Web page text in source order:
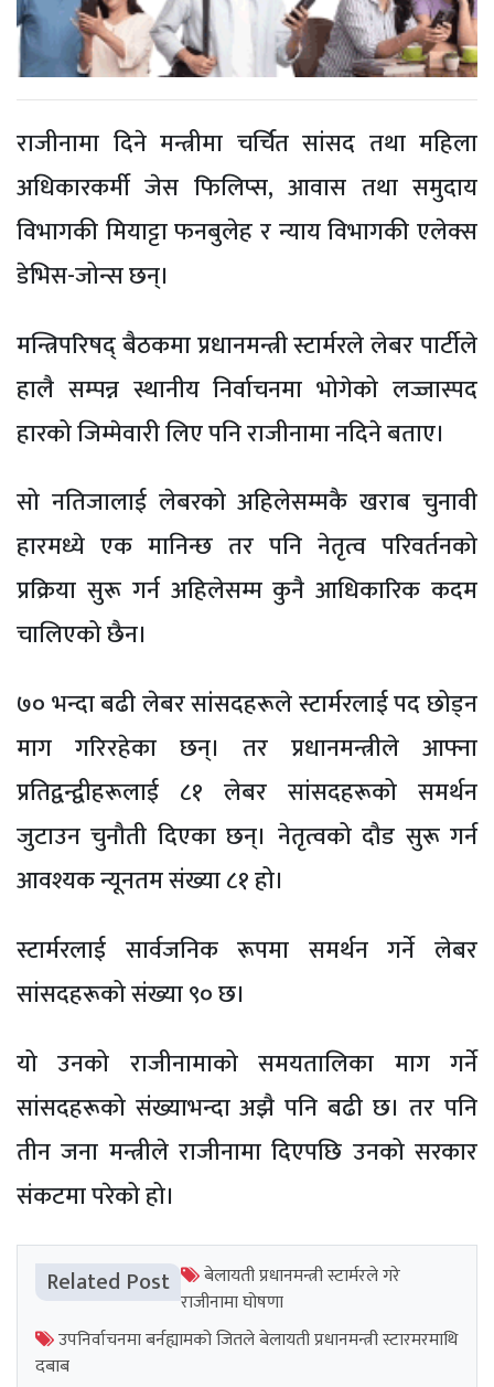
राजीनामा दिने मन्त्रीमा चर्चित सांसद तथा महिला
अधिकारकर्मी जेस फिलिप्स, आवास तथा समुदाय
विभागकी मियाट्टा फनबुलेह र न्याय विभागकी एलेक्स
डेभिस-जोन्स छन्।
मन्त्रिपरिषद् बैठकमा प्रधानमन्त्री स्टार्मरले लेबर पार्टीले
हालै सम्पन्न स्थानीय निर्वाचनमा भोगेको लज्जास्पद
हारको जिम्मेवारी लिए पनि राजीनामा नदिने बताए।
सो नतिजालाई लेबरको अहिलेसम्मकै खराब चुनावी
हारमध्ये एक मानिन्छ तर पनि नेतृत्व परिवर्तनको
प्रक्रिया सुरू गर्न अहिलेसम्म कुनै आधिकारिक कदम
चालिएको छैन।
७० भन्दा बढी लेबर सांसदहरूले स्टार्मरलाई पद छोड्न
माग गरिरहेका छन्। तर प्रधानमन्त्रीले आफ्ना
प्रतिद्वन्द्वीहरूलाई ८१ लेबर सांसदहरूको समर्थन
जुटाउन चुनौती दिएका छन्। नेतृत्वको दौड सुरू गर्न
आवश्यक न्यूनतम संख्या ८१ हो।
स्टार्मरलाई सार्वजनिक रूपमा समर्थन गर्ने लेबर
सांसदहरूको संख्या ९० छ।
यो उनको राजीनामाको समयतालिका माग गर्ने
सांसदहरूको संख्याभन्दा अझै पनि बढी छ। तर पनि
तीन जना मन्त्रीले राजीनामा दिएपछि उनको सरकार
संकटमा परेको हो।
Related Post
बेलायती प्रधानमन्त्री स्टार्मरले गरे
राजीनामा घोषणा
उपनिर्वाचनमा बर्नह्यामको जितले बेलायती प्रधानमन्त्री स्टारमरमाथि
दबाब